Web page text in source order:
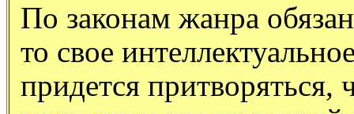
По законам жанра
то свое
придется притворяться,